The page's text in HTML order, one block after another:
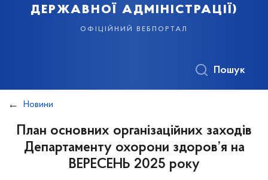
державної адміністрації)
офіційний вебпортал
Пошук
Новини
План основних організаційних заходів
Департаменту охорони здоров’я на
ВЕРЕСЕНЬ 2025 року